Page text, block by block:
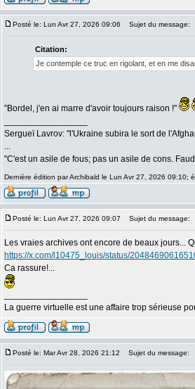
Posté le: Lun Avr 27, 2026 09:06 Sujet du message:
Citation:
Je contemple ce truc en rigolant, et en me
"Bordel, j'en ai marre d'avoir toujours raison !"
Sergueï Lavrov: "l'Ukraine subira le sort de
...
"C'est un asile de fous; pas un asile de cons.
Dernière édition par Archibald le Lun Avr 27, 2026 09:10;
Posté le: Lun Avr 27, 2026 09:07 Sujet du message:
Les vraies archives ont encore de beaux jours...
https://x.com/l10475_louis/status/
Ca rassure!...
La guerre virtuelle est une affaire trop sérieuse
Posté le: Mar Avr 28, 2026 21:12 Sujet du message: